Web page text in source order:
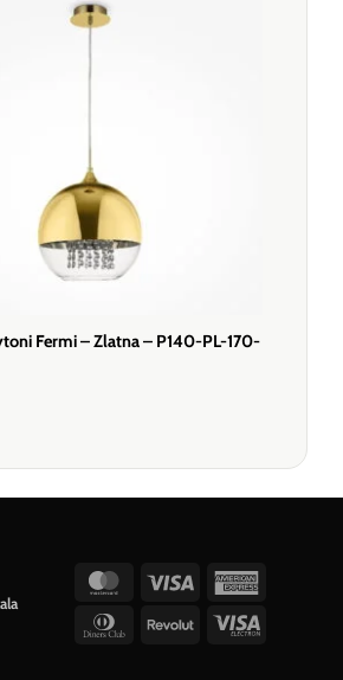
Fermi – Zlatna – P140-PL-170-
MasterCard
Visa
DinnersRevolutVisa